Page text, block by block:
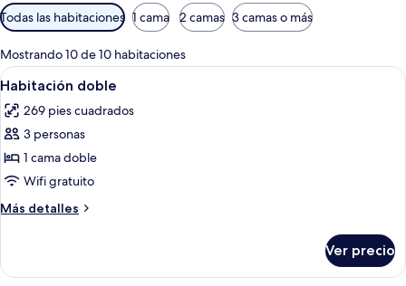
Filtros
disponibles
para
las
habitaciones
Todas las habitaciones 1 cama 2 camas 3 camas o más
Mostrando 10 de 10 habitaciones
Abrir
todas
las
fotos
de
Habitación
doble
Habitación de hotel con cama,
8
Habitación doble
269 pies cuadrados
3 personas
1 cama doble
Wifi gratuito
Más detalles
Más
doble
Ver precio